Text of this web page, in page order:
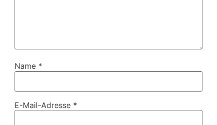
Name *
E-Mail-Adresse *